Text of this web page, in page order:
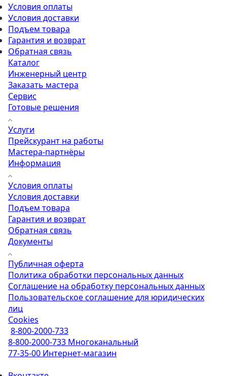
Условия оплаты
Условия доставки
Подъем товара
Гарантия и возврат
Обратная связь
Каталог
Инженерный центр
Заказать мастера
Сервис
Готовые решения
Услуги
Прейскурант на работы
Мастера-партнёры
Информация
Условия оплаты
Условия доставки
Подъем товара
Гарантия и возврат
Обратная связь
Документы
Публичная оферта
Политика обработки персональных данных
Соглашение на обработку персональных данных
Пользовательское соглашение для юридических
лиц
Cookies
8-800-2000-733
8-800-2000-733 Многоканальный
77-35-00 Интернет-магазин